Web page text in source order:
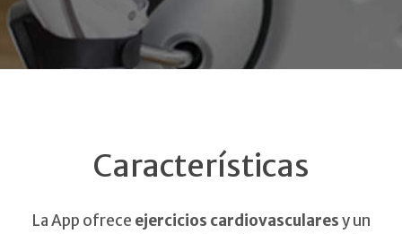
Características
La App ofrece ejercicios cardiovascularesy un